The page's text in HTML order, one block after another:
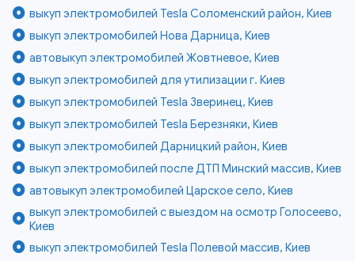
выкуп электромобилей Tesla Соломенский район, Киев
выкуп электромобилей Нова Дарница, Киев
автовыкуп электромобилей Жовтневое, Киев
выкуп электромобилей для утилизации г. Киев
выкуп электромобилей Tesla Зверинец, Киев
выкуп электромобилей Tesla Березняки, Киев
выкуп электромобилей Дарницкий район, Киев
выкуп электромобилей после ДТП Минский массив, Киев
автовыкуп электромобилей Царское село, Киев
выкуп электромобилей с выездом на осмотр Голосеево,
Киев
выкуп электромобилей Tesla Полевой массив, Киев